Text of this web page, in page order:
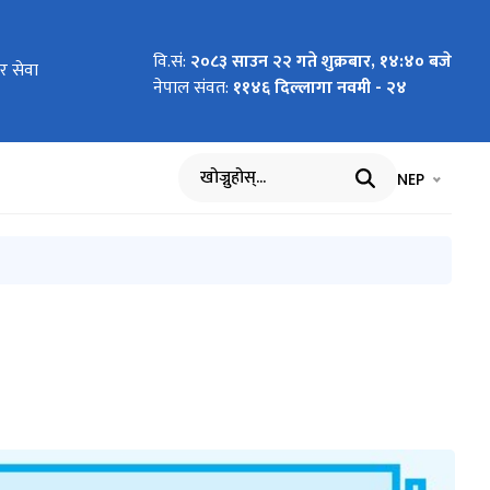
करार सेवा
सेवा सूचना
दौड
पेश गर्नुपर्ने
तर्फको )सूचना
निर्देशन
Delivery
Delivery
वि.सं: २०८३ साउन २२ गते शुक्रबार, १४:४० बजे
नेपाल संवत: ११४६ दिल्लागा नवमी - २४
खोज्नुहोस् भाषा चयन
NEP